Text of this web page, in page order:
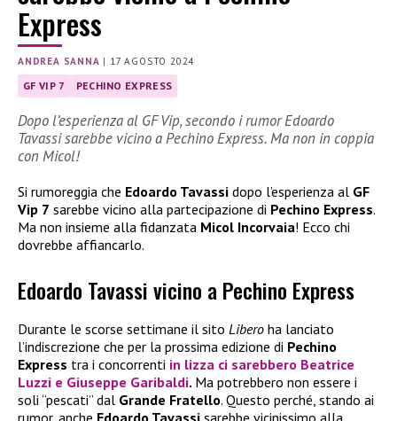
Express
ANDREA SANNA | 17 AGOSTO 2024
GF VIP 7 PECHINO EXPRESS
Dopo l’esperienza al GF Vip, secondo i rumor Edoardo
Tavassi sarebbe vicino a Pechino Express. Ma non in coppia
con Micol!
Si rumoreggia che Edoardo Tavassi dopo l’esperienza al GF
Vip 7 sarebbe vicino alla partecipazione di Pechino Express.
Ma non insieme alla fidanzata Micol Incorvaia! Ecco chi
dovrebbe affiancarlo.
Edoardo Tavassi vicino a Pechino Express
Durante le scorse settimane il sito Libero ha lanciato
l’indiscrezione che per la prossima edizione di Pechino
Express tra i concorrenti in lizza ci sarebbero Beatrice
Luzzi e Giuseppe Garibaldi. Ma potrebbero non essere i
soli “pescati” dal Grande Fratello. Questo perché, stando ai
rumor, anche Edoardo Tavassi sarebbe vicinissimo alla